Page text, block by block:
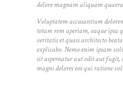
dolore magnam aliquam
Voluptatem accusantium
totam rem aperiam, eaque ipsa
veritatis et quasi architecto
explicabo. Nemo enim ipsam
sit aspernatur aut odit aut fugit,
magni dolores eos qui ratione